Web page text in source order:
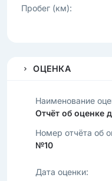
Пробег (км):
ОЦЕНКА
Наименование
Отчёт об оценке
Номер отчёта об
№10
Дата оценки: